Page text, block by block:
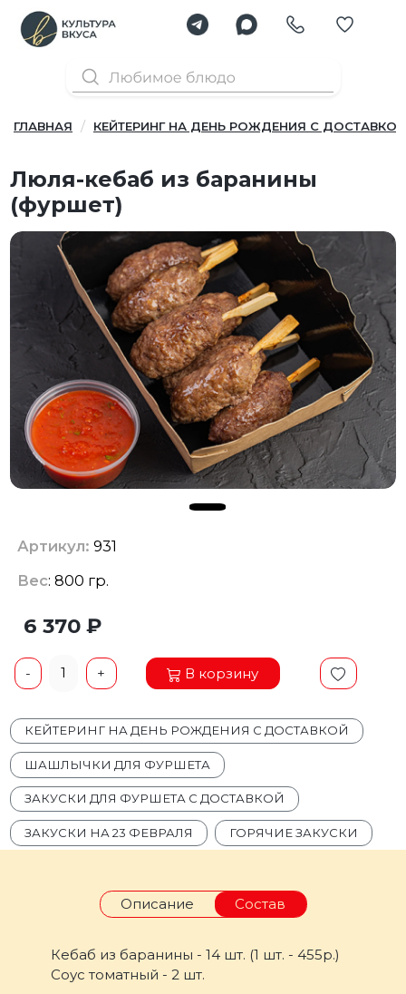
ГЛАВНАЯ КЕЙТЕРИНГ НА ДЕНЬ РОЖДЕНИЯ С ДОСТАВКОЙ
Люля-кебаб из баранины
(фуршет)
Артикул: 931
Вес: 800 гр.
6 370 ₽
- 1 + В корзину
КЕЙТЕРИНГ НА ДЕНЬ РОЖДЕНИЯ С ДОСТАВКОЙ
ШАШЛЫЧКИ ДЛЯ ФУРШЕТА
ЗАКУСКИ ДЛЯ ФУРШЕТА С ДОСТАВКОЙ
ЗАКУСКИ НА 23 ФЕВРАЛЯ ГОРЯЧИЕ ЗАКУСКИ
Описание Состав
Кебаб из баранины - 14 шт. (1 шт. - 455р.)
Соус томатный - 2 шт.